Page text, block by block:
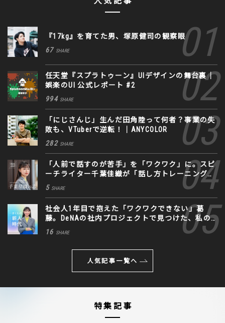
『17kg』を育てた男、塚原健司の観察眼
67 SHARE
任天堂『スプラトゥーン』UIデザインの舞台裏｜
娯楽のUI 公式レポート #2
994 SHARE
「にじさんじ」生んだ田角陸って何者？事業の失
敗も、VTuberで逆転！｜ANYCOLOR
282 SHARE
「人前で話すのが苦手」を「ワクワク」に。スピ
ーチライター千葉佳織が「話し方トレーニング」
に込めた思い
5 SHARE
社会人1年目で抱えた「ワクワクできない」葛
藤。DeNAの社内プロジェクトで見つけた、私の
生きる道
16 SHARE
人気記事一覧へ
特集記事